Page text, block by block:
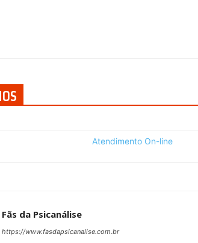
Fãs da Psicanálise
https://www.fasdapsicanalise.com.br